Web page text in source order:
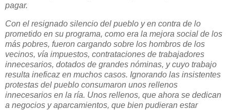
pagar.
Con el resignado silencio del pueblo y en contra de lo
prometido en su programa, como era la mejora social de los
más pobres, fueron cargando sobre los hombros de los
vecinos, vía impuestos, contrataciones de trabajadores
innecesarios, dotados de grandes nóminas, y cuyo trabajo
resulta ineficaz en muchos casos. Ignorando las insistentes
protestas del pueblo consumaron unos rellenos
innecesarios en la ría. Unos rellenos, que ahora se dedican
a negocios y aparcamientos, que bien pudieran estar